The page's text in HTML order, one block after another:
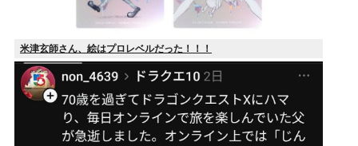
米津玄師さん、絵はプロレベルだった！！！